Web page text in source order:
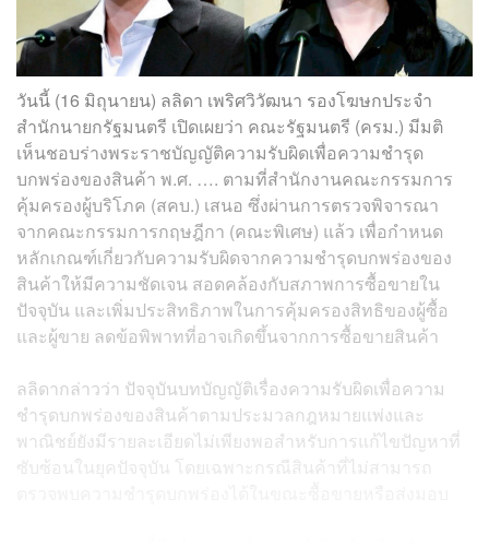
วันนี้ (16 มิถุนายน) ลลิดา เพริศวิวัฒนา รองโฆษกประจำ
สำนักนายกรัฐมนตรี เปิดเผยว่า คณะรัฐมนตรี (ครม.) มีมติ
เห็นชอบร่างพระราชบัญญัติความรับผิดเพื่อความชำรุด
บกพร่องของสินค้า พ.ศ. …. ตามที่สำนักงานคณะกรรมการ
คุ้มครองผู้บริโภค (สคบ.) เสนอ ซึ่งผ่านการตรวจพิจารณา
จากคณะกรรมการกฤษฎีกา (คณะพิเศษ) แล้ว เพื่อกำหนด
หลักเกณฑ์เกี่ยวกับความรับผิดจากความชำรุดบกพร่องของ
สินค้าให้มีความชัดเจน สอดคล้องกับสภาพการซื้อขายใน
ปัจจุบัน และเพิ่มประสิทธิภาพในการคุ้มครองสิทธิของผู้ซื้อ
และผู้ขาย ลดข้อพิพาทที่อาจเกิดขึ้นจากการซื้อขายสินค้า
ลลิดากล่าวว่า ปัจจุบันบทบัญญัติเรื่องความรับผิดเพื่อความ
ชำรุดบกพร่องของสินค้าตามประมวลกฎหมายแพ่งและ
พาณิชย์ยังมีรายละเอียดไม่เพียงพอสำหรับการแก้ไขปัญหาที่
ซับซ้อนในยุคปัจจุบัน โดยเฉพาะกรณีสินค้าที่ไม่สามารถ